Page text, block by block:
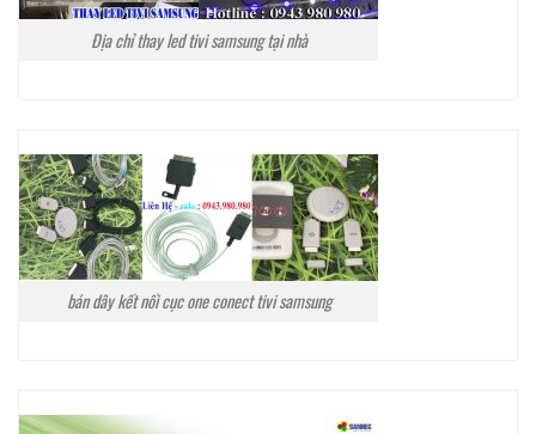
Địa chỉ thay led tivi samsung tại nhà
bán dây kết nối cục one conect tivi samsung